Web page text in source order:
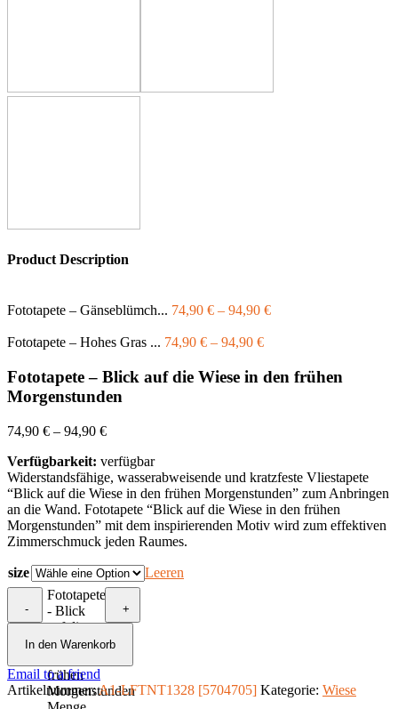
Product Description
Fototapete – Gänseblümch... 74,90 € – 94,90 €
Fototapete – Hohes Gras ... 74,90 € – 94,90 €
Fototapete – Blick auf die Wiese in den frühen
Morgenstunden
74,90 € – 94,90 €
Verfügbarkeit: verfügbar
Widerstandsfähige, wasserabweisende und kratzfeste Vliestapete
“Blick auf die Wiese in den frühen Morgenstunden” zum Anbringen
an die Wand. Fototapete “Blick auf die Wiese in den frühen
Morgenstunden” mit dem inspirierenden Motiv wird zum effektiven
Zimmerschmuck jeden Raumes.
size Leeren
-
Fototapete
- Blick
auf die
Wiese in
frühen
Morgenstunden
+
In den Warenkorb
Email to a friend
Artikelnummer:A1-LFTNT1328 [5704705] Kategorie: Wiese